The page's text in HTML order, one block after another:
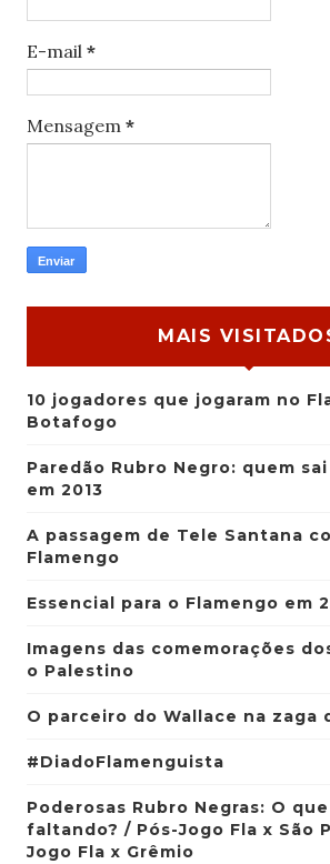
E-mail *
Mensagem *
MAIS
10 jogadores que jogaram no
Botafogo
Paredão Rubro Negro: quem
em 2013
A passagem de Tele Santana
Flamengo
Essencial para o Flamengo em
Imagens das comemorações
o Palestino
O parceiro do Wallace na zaga
#DiadoFlamenguista
Poderosas Rubro Negras: O
faltando? / Pós-Jogo Fla x São
Jogo Fla x Grêmio